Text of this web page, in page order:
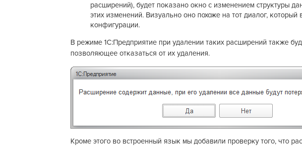
расширений), будет показано окно с изменением структуры
этих изменений. Визуально оно похоже на тот диалог,
конфигурации.
В режиме 1С:Предприятие при удалении таких расширений также
позволяющее отказаться от их удаления.
Кроме этого во встроенный язык мы добавили проверку того, что